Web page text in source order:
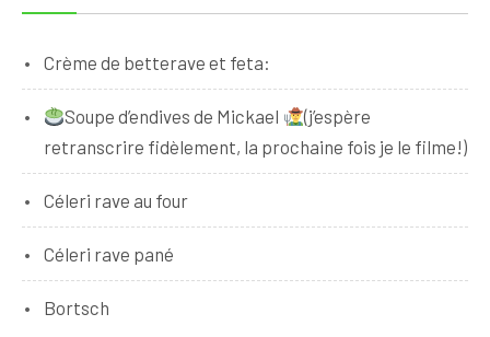
Crème de betterave et feta:
Soupe d’endives de Mickael
(j’espère
retranscrire fidèlement, la prochaine fois je le filme!)
Céleri rave au four
Céleri rave pané
Bortsch